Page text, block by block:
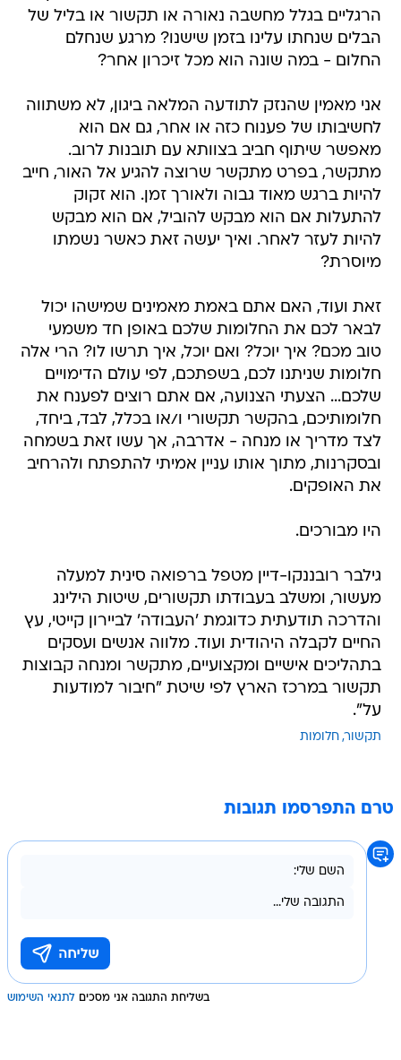
הרגליים בגלל מחשבה נאורה או תקשור או בליל של
הבלים שנחתו עלינו בזמן שישנו? מרגע שנחלם
החלום - במה שונה הוא מכל זיכרון אחר?
אני מאמין שהנזק לתודעה המלאה ביגון, לא משתווה
לחשיבותו של פענוח כזה או אחר, גם אם הוא
מאפשר שיתוף חביב בצוותא עם תובנות לרוב.
מתקשר, בפרט מתקשר שרוצה להגיע אל האור, חייב
להיות ברגש מאוד גבוה ולאורך זמן. הוא זקוק
להתעלות אם הוא מבקש להוביל, אם הוא מבקש
להיות לעזר לאחר. ואיך יעשה זאת כאשר נשמתו
מיוסרת?
זאת ועוד, האם אתם באמת מאמינים שמישהו יכול
לבאר לכם את החלומות שלכם באופן חד משמעי
טוב מכם? איך יוכל? ואם יוכל, איך תרשו לו? הרי אלה
חלומות שניתנו לכם, בשפתכם, לפי עולם הדימויים
שלכם... הצעתי הצנועה, אם אתם רוצים לפענח את
חלומותיכם, בהקשר תקשורי ו/או בכלל, לבד, ביחד,
לצד מדריך או מנחה - אדרבה, אך עשו זאת בשמחה
ובסקרנות, מתוך אותו עניין אמיתי להתפתח ולהרחיב
את האופקים.
היו מבורכים.
גילבר רובננקו-דיין מטפל ברפואה סינית למעלה
מעשור, ומשלב בעבודתו תקשורים, שיטות הילינג
והדרכה תודעתית כדוגמת 'העבודה' לביירון קייטי, עץ
החיים לקבלה היהודית ועוד. מלווה אנשים ועסקים
בתהליכים אישיים ומקצועיים, מתקשר ומנחה קבוצות
תקשור במרכז הארץ לפי שיטת "חיבור למודעות
על".
תקשור חלומות
טרם התפרסמו תגובות
בשליחת התגובה אני מסכים לתנאי השימוש